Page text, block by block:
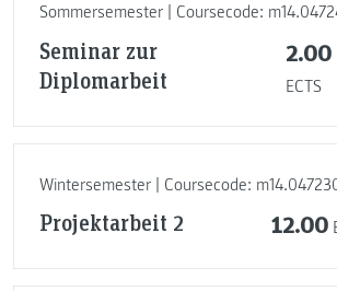
Sommersemester | Coursecode:
Seminar zur
Diplomarbeit
2.00
ECTS
Wintersemester | Coursecode:
Projektarbeit 2 12.00